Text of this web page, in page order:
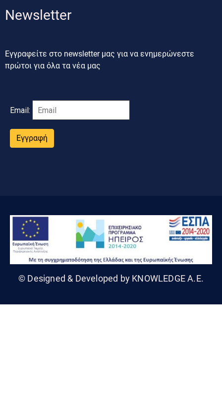
Newsletter
Εγγραφείτε στο newsletter μας για να ενημερώνεστε
πρώτοι για όλα τα νέα μας
Email:
Εγγραφή
© Designed & Developed by KNOWLEDGE A.E.